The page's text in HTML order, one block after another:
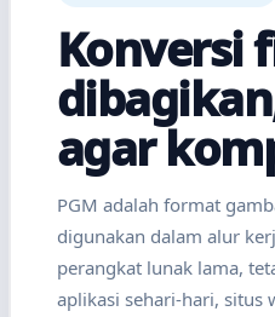
Konversi
agar
PGM adalah format
digunakan dalam alur
perangkat lunak lama,
aplikasi sehari-hari, situs